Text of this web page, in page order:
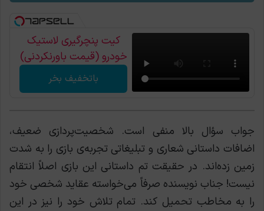
کیت پنچرگیری لاستیک
خودرو (قیمت باورنکردنی)
باتخفیف بخر
جواب سؤال بالا منفی است. شخصیت‌پردازی ضعیف،
اضافات داستانی شعاری و تبلیغاتی تجربه‌ی بازی را به شدت
زمین زده‌اند. در حقیقت تم داستانی این بازی اصلاً انتقام
نیست! جناب نویسنده صرفاً می‌خواسته عقاید شخصی خود
را به مخاطب تحمیل کند. تمام تلاش خود را نیز در این